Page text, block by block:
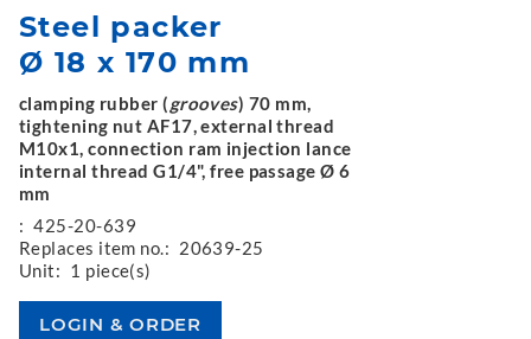
Steel packer
Ø 18 x 170 mm
clamping rubber (grooves) 70 mm,
tightening nut AF17, external thread
M10x1, connection ram injection lance
internal thread G1/4", free passage Ø 6
mm
: 425-20-639
Replaces item no.: 20639-25
Unit: 1 piece(s)